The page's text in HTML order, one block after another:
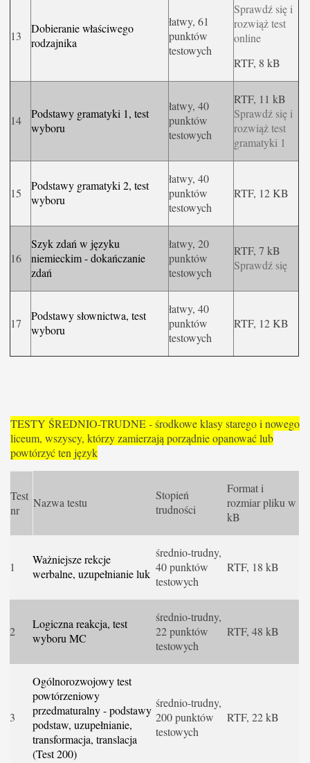
13
Dobieranie właściwego
rodzajnika
łatwy, 61
punktów
testowych
Sprawdź się i
rozwiąż test
online
RTF, 8 kB
14
Podstawy gramatyki 1, test
wyboru
łatwy, 40
punktów
testowych
RTF, 11 kB
Sprawdź się i
rozwiąż test
gramatyki 1
15
Podstawy gramatyki 2, test
wyboru
łatwy, 40
punktów
testowych
RTF, 12 KB
16
Szyk zdań w języku
niemieckim - dokańczanie
zdań
łatwy, 20
punktów
testowych
RTF, 7 kB
Sprawdź się
17
Podstawy słownictwa, test
wyboru
łatwy, 40
punktów
testowych
RTF, 12 KB
TESTY ŚREDNIO-TRUDNE - środkowe klasy starego i nowego
liceum, wszyscy, którzy zamierzają porządnie opanować lub
powtórzyć ten język
Test
nr
Nazwa testu
Stopień
trudności
Format i
rozmiar pliku w
kB
1
Ważniejsze rekcje
werbalne, uzupełnianie luk
średnio-trudny,
40 punktów
testowych
RTF, 18 kB
2
Logiczna reakcja, test
wyboru MC
średnio-trudny,
22 punktów
testowych
RTF, 48 kB
3
Ogólnorozwojowy test
powtórzeniowy
przedmaturalny - podstawy
podstaw, uzupełnianie,
transformacja, translacja
(Test 200)
średnio-trudny,
200 punktów
testowych
RTF, 22 kB